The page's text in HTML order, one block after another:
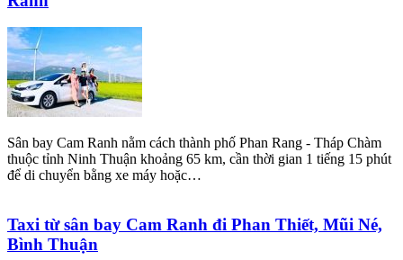
Sân bay Cam Ranh nằm cách thành phố Phan Rang - Tháp Chàm
thuộc tỉnh Ninh Thuận khoảng 65 km, cần thời gian 1 tiếng 15 phút
để di chuyển bằng xe máy hoặc…
Taxi từ sân bay Cam Ranh đi Phan Thiết, Mũi Né,
Bình Thuận